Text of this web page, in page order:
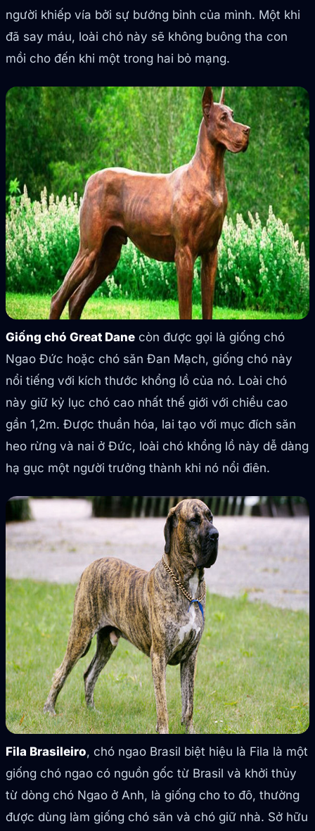
người khiếp vía bởi sự bướng bỉnh của mình. Một khi
đã say máu, loài chó này sẽ không buông tha con
mồi cho đến khi một trong hai bỏ mạng.
Giống chó Great Dane còn được gọi là giống chó
Ngao Đức hoặc chó săn Đan Mạch, giống chó này
nổi tiếng với kích thước khổng lồ của nó. Loài chó
này giữ kỷ lục chó cao nhất thế giới với chiều cao
gần 1,2m. Được thuần hóa, lai tạo với mục đích săn
heo rừng và nai ở Đức, loài chó khổng lồ này dễ dàng
hạ gục một người trưởng thành khi nó nổi điên.
Fila Brasileiro, chó ngao Brasil biệt hiệu là Fila là một
giống chó ngao có nguồn gốc từ Brasil và khởi thủy
từ dòng chó Ngao ở Anh, là giống cho to đô, thường
được dùng làm giống chó săn và chó giữ nhà. Sở hữu